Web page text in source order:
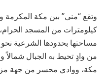
كيلومترات من المسجد
من وادٍ تحيط به الجبال شمالاً
مكة، ووادي محسر من جهة